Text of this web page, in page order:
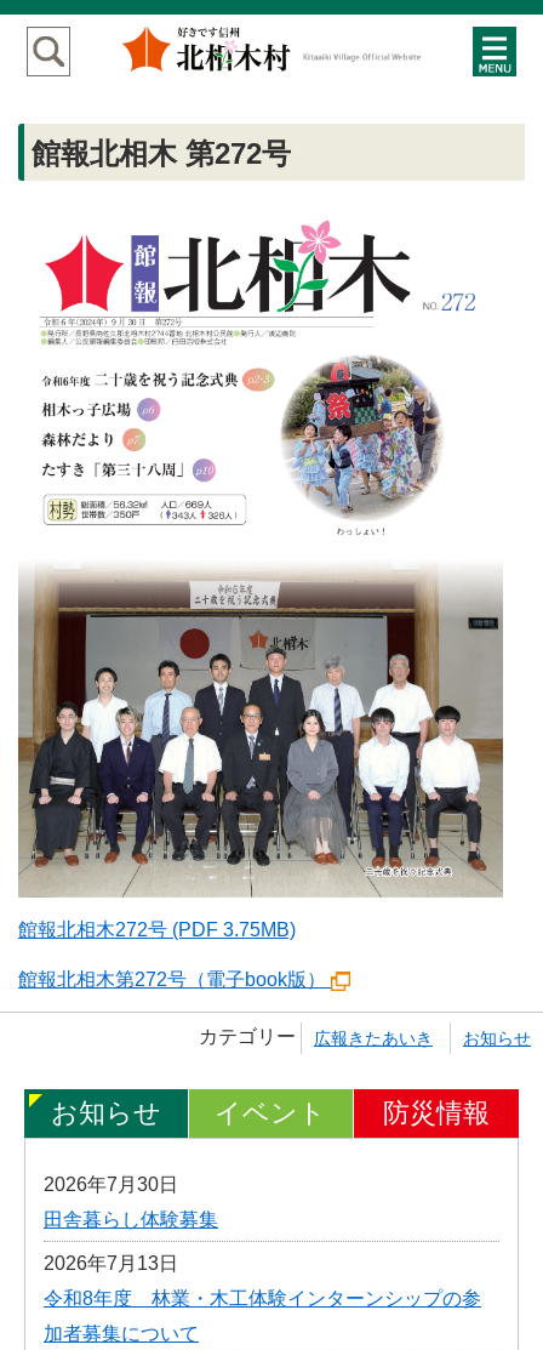
館報北相木 第272号
館報北相木272号 (PDF 3.75MB)
館報北相木第272号（電子book版）
カテゴリー 広報きたあいき お知らせ
お知らせ イベント 防災情報
2026年7月30日
田舎暮らし体験募集
2026年7月13日
令和8年度 林業・木工体験インターンシップの参
加者募集について